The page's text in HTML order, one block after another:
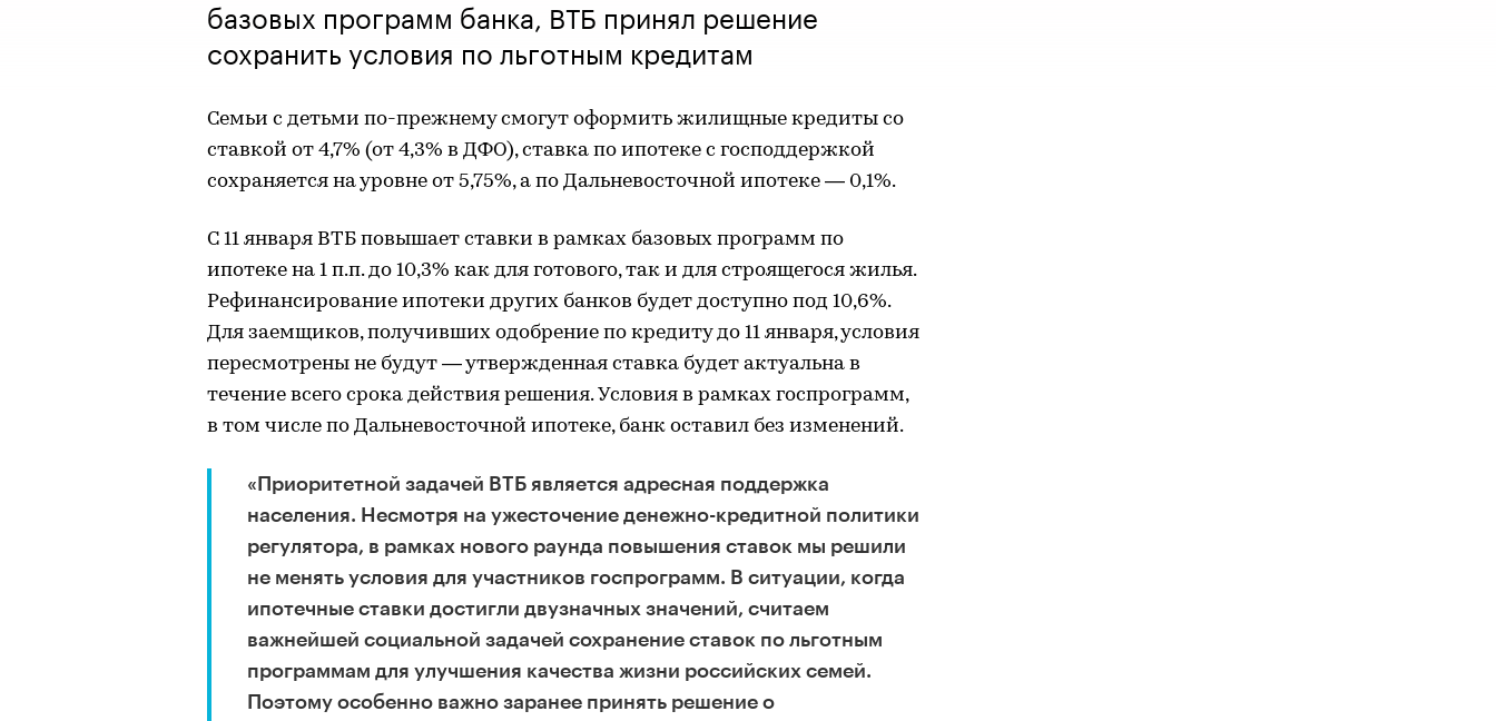
базовых программ банка, ВТБ принял решение
сохранить условия по льготным кредитам
Семьи с детьми по-прежнему смогут оформить жилищные кредиты со
ставкой от 4,7% (от 4,3% в ДФО), ставка по ипотеке с господдержкой
сохраняется на уровне от 5,75%, а по Дальневосточной ипотеке — 0,1%.
С 11 января ВТБ повышает ставки в рамках базовых программ по
ипотеке на 1 п.п. до 10,3% как для готового, так и для строящегося жилья.
Рефинансирование ипотеки других банков будет доступно под 10,6%.
Для заемщиков, получивших одобрение по кредиту до 11 января, условия
пересмотрены не будут — утвержденная ставка будет актуальна в
течение всего срока действия решения. Условия в рамках госпрограмм,
в том числе по Дальневосточной ипотеке, банк оставил без изменений.
«Приоритетной задачей ВТБ является адресная поддержка
населения. Несмотря на ужесточение денежно-кредитной политики
регулятора, в рамках нового раунда повышения ставок мы решили
не менять условия для участников госпрограмм. В ситуации, когда
ипотечные ставки достигли двузначных значений, считаем
важнейшей социальной задачей сохранение ставок по льготным
программам для улучшения качества жизни российских семей.
Поэтому особенно важно заранее принять решение о